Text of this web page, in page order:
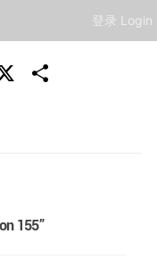
登录 Login
X
155”